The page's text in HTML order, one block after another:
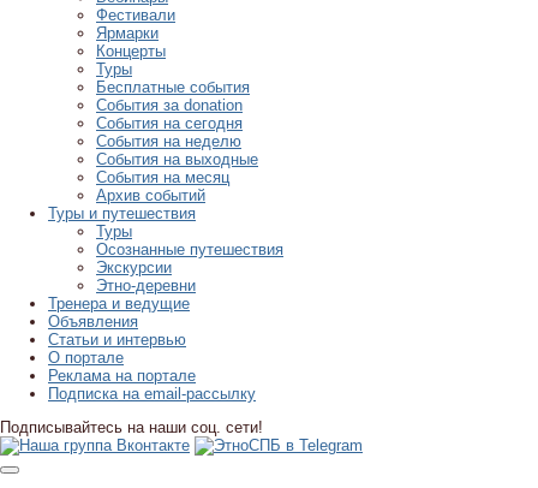
Фестивали
Ярмарки
Концерты
Туры
Бесплатные события
События за donation
События на сегодня
События на неделю
События на выходные
События на месяц
Архив событий
Туры и путешествия
Туры
Осознанные путешествия
Экскурсии
Этно-деревни
Тренера и ведущие
Объявления
Статьи и интервью
О портале
Реклама на портале
Подписка на email-рассылку
Подписывайтесь на наши соц. сети!